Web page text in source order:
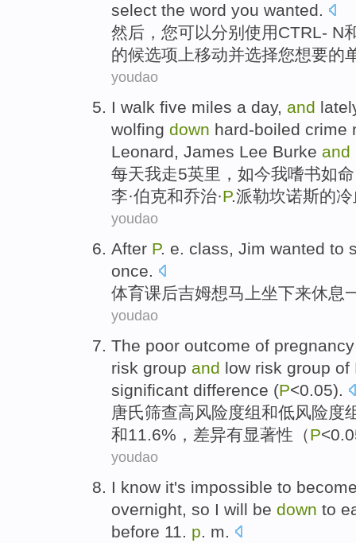
select the word you wanted.
然后 ， 您可以分别 使用CTRL- N
的候选项上移动并选择您想要的
youdao
I walk five miles a day, and
wolfing down hard-boiled crime
Leonard, James Lee Burke and
每天我走5英里 ，如今我嗜书如
李·伯克和乔治·P.派勒坎诺斯的
youdao
After P. e. class, Jim wanted to
once.
体育课后吉姆想马上坐下来休息
youdao
The poor outcome of pregnancy
risk group and low risk group of
significant difference (P<0.05).
唐氏筛查高风险度组和低风险度
和11.6%， 差异有显著性 （P
youdao
I know it's impossible to
overnight so I will be down to
before 11. p . m